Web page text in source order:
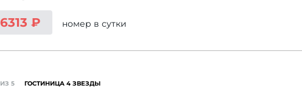
₽
номер в сутки
ИЗ 5 ГОСТИНИЦА 4 ЗВЕЗДЫ